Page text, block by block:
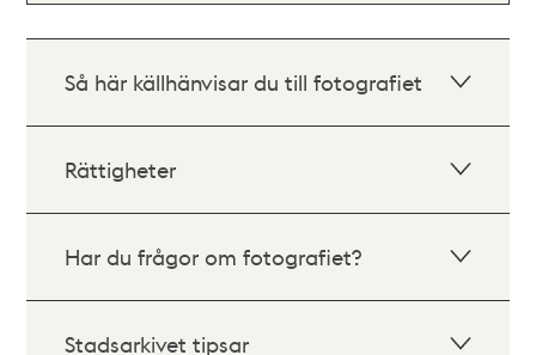
Så här källhänvisar du till fotografiet
Rättigheter
Har du frågor om fotografiet?
Stadsarkivet tipsar